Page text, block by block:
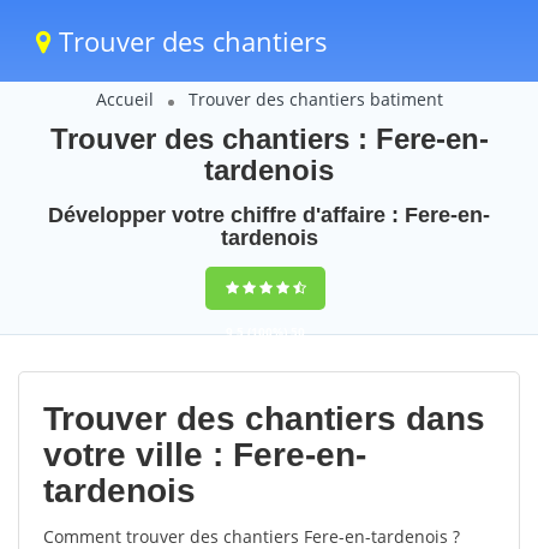
Trouver des chantiers
Accueil Trouver des chantiers batiment
Trouver des chantiers : Fere-en-
tardenois
Développer votre chiffre d'affaire : Fere-en-
tardenois
9,5(100%)50
votes
Trouver des chantiers dans
votre ville : Fere-en-
tardenois
Comment trouver des chantiers Fere-en-tardenois ?